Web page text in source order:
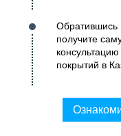
Обратившись
получите
покрытий в